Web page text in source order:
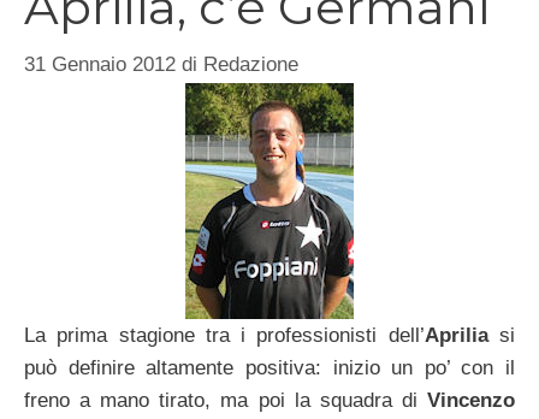
31 Gennaio 2012 di Redazione
La prima stagione tra i professionisti dell’Apriliasi
può definire altamente positiva: inizio un po’ con il
freno a mano tirato, ma poi la squadra di Vincenzo